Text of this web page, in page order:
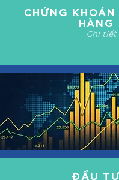
CHỨNG
HÀNG
Chi tiết
ĐẦU TƯ